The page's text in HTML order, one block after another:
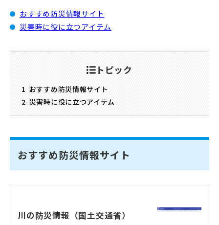
おすすめ防災情報サイト
災害時に役に立つアイテム
トピック
おすすめ防災情報サイト
災害時に役に立つアイテム
おすすめ防災情報サイト
川の防災情報（国土交通省）